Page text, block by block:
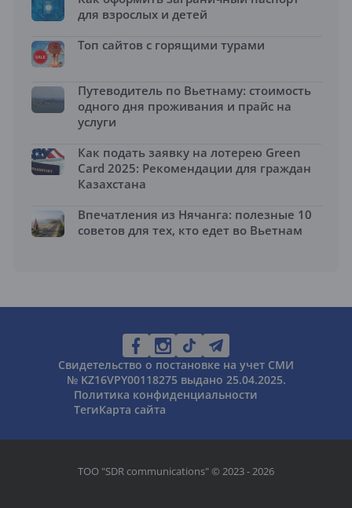
для взрослых и детей
Топ сайтов с горящими турами
Путеводитель по Вьетнаму: стоимость
одного дня проживания и прайс на
услуги
Как подать заявку на лотерею Green
Card 2025: Рекомендации для граждан
Казахстана
Впечатления из Нячанга: полезные 10
советов для тех, кто едет во Вьетнам
Свидетельство о постановке на учет СМИ
№ KZ16VPY00118275 выдано 25.04.2025.
Политика конфиденциальности
ТегиКарта сайта
ТОО "SDR communications" © 2023 - 2026